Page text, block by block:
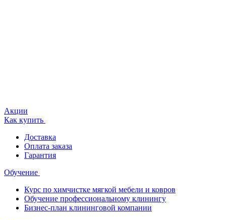
Акции
Как купить
Доставка
Оплата заказа
Гарантия
Обучение
Курс по химчистке мягкой мебели и ковров
Обучение профессиональному клинингу
Бизнес-план клининговой компании